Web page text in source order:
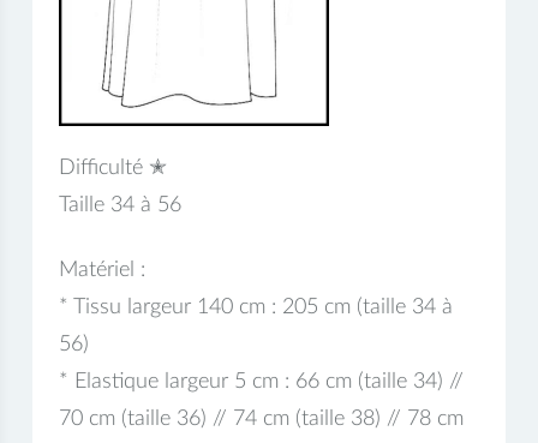
Difficulté ✭
Taille 34 à 56
Matériel :
* Tissu largeur 140 cm : 205 cm (taille 34 à
56)
* Elastique largeur 5 cm : 66 cm (taille 34) //
70 cm (taille 36) // 74 cm (taille 38) // 78 cm